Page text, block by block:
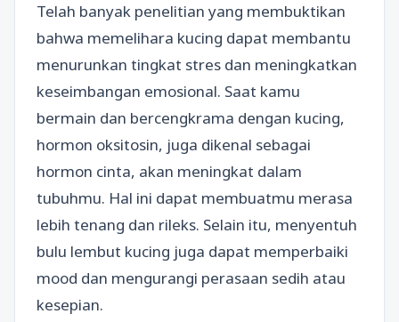
Telah banyak penelitian yang membuktikan
bahwa memelihara kucing dapat membantu
menurunkan tingkat stres dan meningkatkan
keseimbangan emosional. Saat kamu
bermain dan bercengkrama dengan kucing,
hormon oksitosin, juga dikenal sebagai
hormon cinta, akan meningkat dalam
tubuhmu. Hal ini dapat membuatmu merasa
lebih tenang dan rileks. Selain itu, menyentuh
bulu lembut kucing juga dapat memperbaiki
mood dan mengurangi perasaan sedih atau
kesepian.